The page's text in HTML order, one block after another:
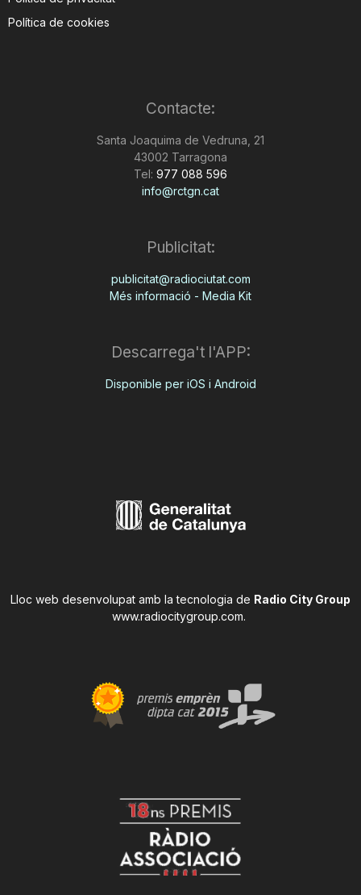
Política de cookies
Contacte:
Santa Joaquima de Vedruna, 21
43002 Tarragona
Tel: 977 088 596
info@rctgn.cat
Publicitat:
publicitat@radiociutat.com
Més informació - Media Kit
Descarrega't l'APP:
Disponible per iOS i Android
Lloc web desenvolupat amb la tecnologia de Radio City Group
www.radiocitygroup.com.